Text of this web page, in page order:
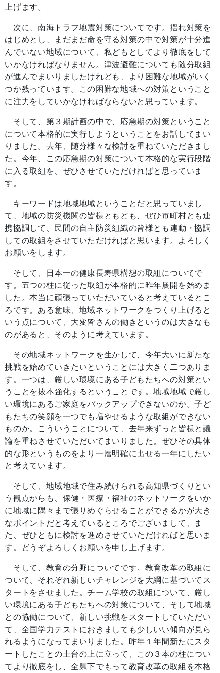
上げます。
次に、南海トラフ地震対策についてです。揺れ対策を
はじめとし、まだまだ命を守る対策の中で対策が十分進
んでいない地域について、私どもとしてより徹底をして
いかなければなりません。津波避難についても随分取組
が進んでまいりましたけれども、より困難な地域がいく
つか残っています。この困難な地域への対策ということ
に注力をしていかなければならないと思っています。
そして、第３期計画の中で、応急期の対策ということ
について本格的に実行しようということをお話してまい
りました。去年、随分様々な検討を重ねていただきまし
た。今年、この応急期の対策について本格的な実行段階
に入る取組を、ぜひさせていただければと思っていま
す。
キーワードは地域地域ということだと思っていまし
て、地域の防災機関の皆様ともども、ぜひ市町村とも連
携協調して、民間の自主防災組織の皆様とも連動・協調
しての取組をさせていただければと思います。よろしく
お願いをします。
そして、日本一の健康長寿県構想の取組についてで
す。五つの柱に従った取組が本格的に昨年展開を始めま
した。本当に頑張っていただいていると考えているとこ
ろです。ある意味、地域ネットワークをつくり上げると
いう点について、大変皆さんの働きというのは大きなも
のがあると、そのように考えています。
その地域ネットワークを生かして、今年大いに新たな
挑戦を始めていきたいということには大きく二つありま
す。一つは、厳しい環境にある子どもたちへの対策とい
うことを抜本強化するということです。地域地域で厳し
い環境にあるご家庭をバックアップできないのか。子ど
もたちの笑顔を一つでも増やせるような取組ができない
ものか。こういうことについて、去年来ずっと皆様と議
論を重ねさせていただいてまいりました。ぜひその具体
的な形というものをより一層明確に出せる一年にしたい
と考えています。
そして、地域地域で住み続けられる高知県づくりとい
う観点からも、保健・医療・福祉のネットワークをいか
に地域に隅々まで張りめぐらせることができるかが大き
なポイントだと考えているところでございまして、ま
た、ぜひともに検討を進めさせていただければと思いま
す。どうぞよろしくお願いを申し上げます。
そして、教育の分野についてです。教育改革の取組に
ついて、それぞれ新しいチャレンジを大綱に基づいてス
タートをさせました。チーム学校の取組について、厳し
い環境にある子どもたちへの対策について、そして地域
との協働について、新しい挑戦をスタートしていただい
て、全国学力テストにおきましても少しいい傾向が見ら
れるようになってまいりました。昨年１年間新たにスタ
ートしたことの土台の上に立って、この３本の柱につい
てより徹底をし、全県下でもって教育改革の取組を本格